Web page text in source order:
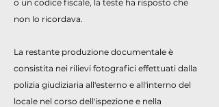
o un codice fiscale, la teste ha risposto che
non lo ricordava.
La restante produzione documentale è
consistita nei rilievi fotografici effettuati dalla
polizia giudiziaria all'esterno e all'interno del
locale nel corso dell'ispezione e nella